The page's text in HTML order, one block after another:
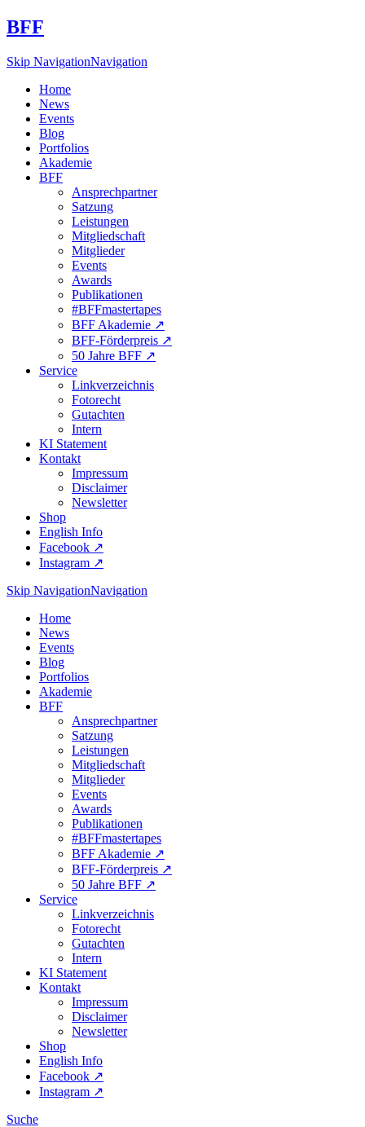
BFF
Skip NavigationNavigation
Home
News
Events
Blog
Portfolios
Akademie
BFF
Ansprechpartner
Satzung
Leistungen
Mitgliedschaft
Mitglieder
Events
Awards
Publikationen
#BFFmastertapes
BFF Akademie ↗︎
BFF-Förderpreis ↗︎
50 Jahre BFF ↗︎
Service
Linkverzeichnis
Fotorecht
Gutachten
Intern
KI Statement
Kontakt
Impressum
Disclaimer
Newsletter
Shop
English Info
Facebook ↗︎
Instagram ↗︎
Skip NavigationNavigation
Home
News
Events
Blog
Portfolios
Akademie
BFF
Ansprechpartner
Satzung
Leistungen
Mitgliedschaft
Mitglieder
Events
Awards
Publikationen
#BFFmastertapes
BFF Akademie ↗︎
BFF-Förderpreis ↗︎
50 Jahre BFF ↗︎
Service
Linkverzeichnis
Fotorecht
Gutachten
Intern
KI Statement
Kontakt
Impressum
Disclaimer
Newsletter
Shop
English Info
Facebook ↗︎
Instagram ↗︎
Suche